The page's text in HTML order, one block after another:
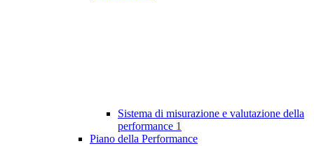
Sistema di misurazione e valutazione della
performance 1
Piano della Performance